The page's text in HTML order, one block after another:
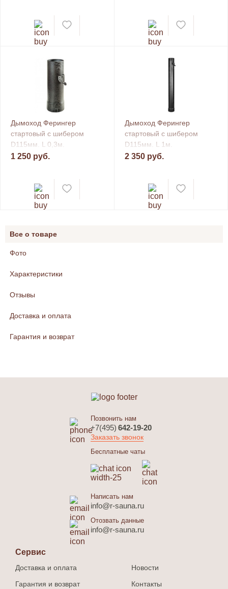
Дымоход Ферингер
стартовый с шибером
D115мм. L 0,3м.
1 250 руб.
Дымоход Ферингер
стартовый с шибером
D115мм. L 1м.
2 350 руб.
Все о товаре
Фото
Характеристики
Отзывы
Доставка и оплата
Гарантия и возврат
Позвонить нам
+7(495) 642-19-20
Заказать звонок
Бесплатные чаты
Написать нам
info@r-sauna.ru
Отозвать данные
info@r-sauna.ru
Сервис
Доставка и оплата
Гарантия и возврат
Новости
Контакты